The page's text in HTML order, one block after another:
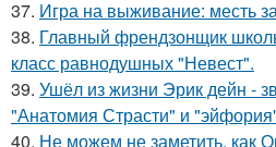
37. Игра на выживание: месть
38. Главный френдзонщик
класс равнодушных "Невест".
39. Ушёл из жизни Эрик дейн -
"Анатомия Страсти" и
40. Не можем не заметить, как